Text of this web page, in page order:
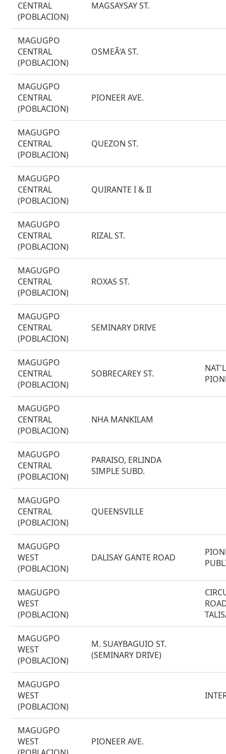
CENTRAL
(POBLACION)
MAGSAYSAY ST.
MAGUGPO
CENTRAL
(POBLACION)
OSMEÃ‘A ST.
MAGUGPO
CENTRAL
(POBLACION)
PIONEER AVE.
MAGUGPO
CENTRAL
(POBLACION)
QUEZON ST.
MAGUGPO
CENTRAL
(POBLACION)
QUIRANTE I & II
MAGUGPO
CENTRAL
(POBLACION)
RIZAL ST.
MAGUGPO
CENTRAL
(POBLACION)
ROXAS ST.
MAGUGPO
CENTRAL
(POBLACION)
SEMINARY DRIVE
MAGUGPO
CENTRAL
(POBLACION)
SOBRECAREY ST.
MAGUGPO
CENTRAL
(POBLACION)
NHA MANKILAM
MAGUGPO
CENTRAL
(POBLACION)
PARAISO, ERLINDA
SIMPLE SUBD.
MAGUGPO
CENTRAL
(POBLACION)
QUEENSVILLE
MAGUGPO
WEST
(POBLACION)
DALISAY GANTE ROAD
MAGUGPO
WEST
(POBLACION)
MAGUGPO
WEST
(POBLACION)
M. SUAYBAGUIO ST.
(SEMINARY DRIVE)
MAGUGPO
WEST
(POBLACION)
MAGUGPO
WEST
PIONEER AVE.